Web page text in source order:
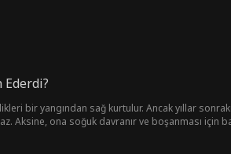
Ederdi?
bir yangından sağ kurtulur. Ancak yıllar
Aksine, ona soğuk davranır ve boşanması için